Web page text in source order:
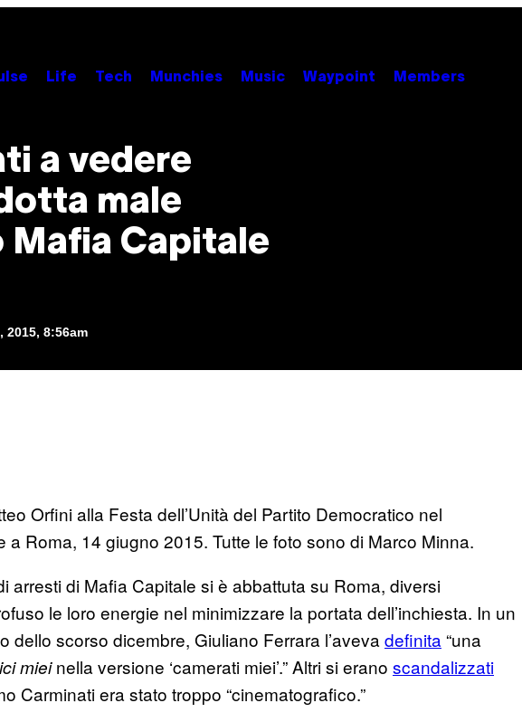
Life Tech Munchies Music Waypoint Members
a vedere
male
Mafia Capitale
2015, 8:56am
Orfini alla Festa dell’Unità del Partito Democratico nel
a Roma, 14 giugno 2015. Tutte le foto sono di Marco Minna.
arresti di Mafia Capitale si è abbattuta su Roma, diversi
le loro energie nel minimizzare la portata dell’inchiesta. In un
dello scorso dicembre, Giuliano Ferrara l’aveva definita “una
mieinella versione ‘camerati miei’.” Altri si erano scandalizzati
Carminati era stato troppo “cinematografico.”